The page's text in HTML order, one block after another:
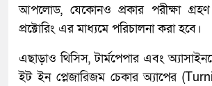
আপলোড, যেকোনও প্রকার পরীক্ষা
প্রক্টোরিং এর মাধ্যমে পরিচালনা করা হবে।
এছাড়াও থিসিস, টার্মপেপার এবং
ইট ইন প্লেজারিজম চেকার অ্যাপের